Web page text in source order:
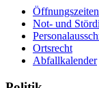
Öffnungszeiten
Not- und
Ortsrecht
Abfallkalender